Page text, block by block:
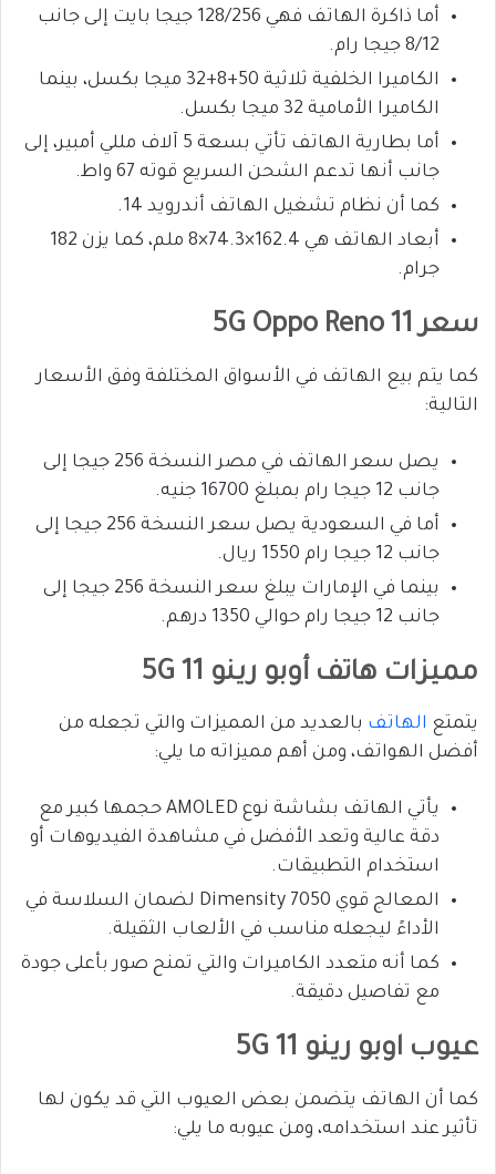
أما ذاكرة الهاتف فهي 128/256 جيجا بايت إلى جانب
8/12 جيجا رام.
الكاميرا الخلفية ثلاثية 50+8+32 ميجا بكسل، بينما
الكاميرا الأمامية 32 ميجا بكسل.
أما بطارية الهاتف تأتي بسعة 5 آلاف مللي أمبير، إلى
جانب أنها تدعم الشحن السريع قوته 67 واط.
كما أن نظام تشغيل الهاتف أندرويد 14.
أبعاد الهاتف هي 162.4×74.3×8 ملم، كما يزن 182
جرام.
سعر 11 5G Oppo Reno
كما يتم بيع الهاتف في الأسواق المختلفة وفق الأسعار
التالية:
يصل سعر الهاتف في مصر النسخة 256 جيجا إلى
جانب 12 جيجا رام بمبلغ 16700 جنيه.
أما في السعودية يصل سعر النسخة 256 جيجا إلى
جانب 12 جيجا رام 1550 ريال.
بينما في الإمارات يبلغ سعر النسخة 256 جيجا إلى
جانب 12 جيجا رام حوالي 1350 درهم.
مميزات هاتف أوبو رينو 11 5G
يتمتع الهاتف بالعديد من المميزات والتي تجعله من
أفضل الهواتف، ومن أهم مميزاته ما يلي:
يأتي الهاتف بشاشة نوع AMOLED حجمها كبير مع
دقة عالية وتعد الأفضل في مشاهدة الفيديوهات أو
استخدام التطبيقات.
المعالج قوي Dimensity 7050 لضمان السلاسة في
الأداءً ليجعله مناسب في الألعاب الثقيلة.
كما أنه متعدد الكاميرات والتي تمنح صور بأعلى جودة
مع تفاصيل دقيقة.
عيوب اوبو رينو 11 5G
كما أن الهاتف يتضمن بعض العيوب التي قد يكون لها
تأثير عند استخدامه، ومن عيوبه ما يلي: